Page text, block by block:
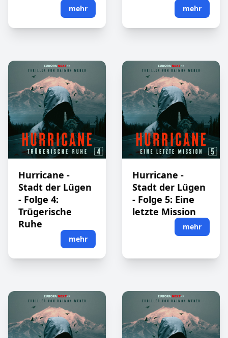
mehr mehr
Hurricane -
Stadt der Lügen
- Folge 4:
Trügerische
Ruhe
mehr
Hurricane -
Stadt der Lügen
- Folge 5: Eine
letzte Mission
mehr